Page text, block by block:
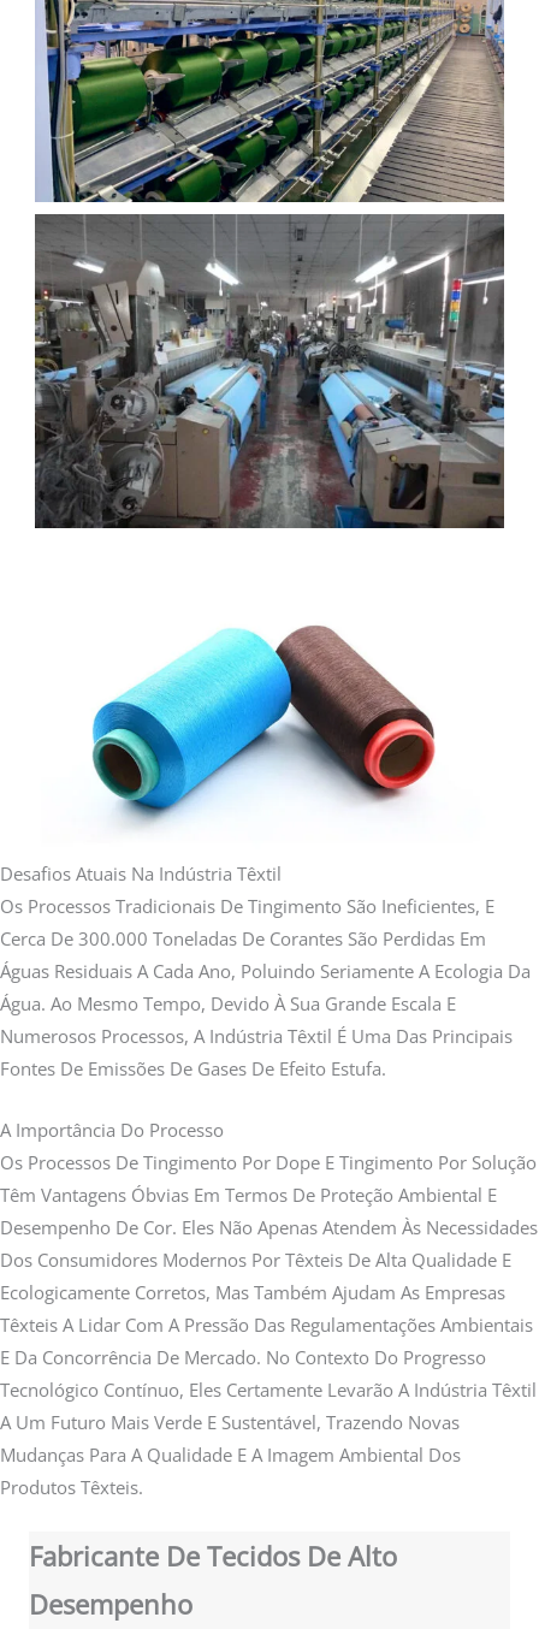
Desafios Atuais Na Indústria Têxtil
Os Processos Tradicionais De Tingimento São Ineficientes, E
Cerca De 300.000 Toneladas De Corantes São Perdidas Em
Águas Residuais A Cada Ano, Poluindo Seriamente A Ecologia Da
Água. Ao Mesmo Tempo, Devido À Sua Grande Escala E
Numerosos Processos, A Indústria Têxtil É Uma Das Principais
Fontes De Emissões De Gases De Efeito Estufa.
A Importância Do Processo
Os Processos De Tingimento Por Dope E Tingimento Por Solução
Têm Vantagens Óbvias Em Termos De Proteção Ambiental E
Desempenho De Cor. Eles Não Apenas Atendem Às Necessidades
Dos Consumidores Modernos Por Têxteis De Alta Qualidade E
Ecologicamente Corretos, Mas Também Ajudam As Empresas
Têxteis A Lidar Com A Pressão Das Regulamentações Ambientais
E Da Concorrência De Mercado. No Contexto Do Progresso
Tecnológico Contínuo, Eles Certamente Levarão A Indústria Têxtil
A Um Futuro Mais Verde E Sustentável, Trazendo Novas
Mudanças Para A Qualidade E A Imagem Ambiental Dos
Produtos Têxteis.
Fabricante De Tecidos De Alto
Desempenho